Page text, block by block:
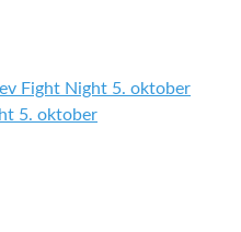
Fight Night 5. oktober
5. oktober